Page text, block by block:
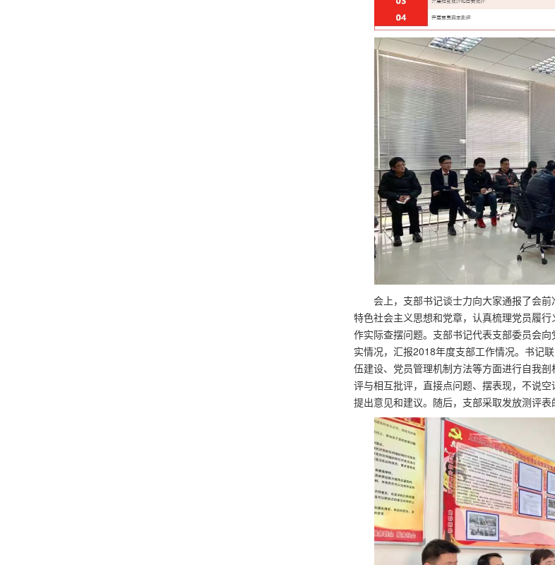
会上，支部书记谈士力向大家通报了会
特色社会主义思想和党章，认真梳理党员履
作实际查摆问题。支部书记代表支部委员会
实情况，汇报2018年度支部工作情况。书记
伍建设、党员管理机制方法等方面进行自我
评与相互批评，直接点问题、摆表现，不说
提出意见和建议。随后，支部采取发放测评表